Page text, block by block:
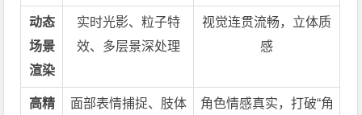
动态
场景
渲染
实时光影、粒子特
效、多层景深处理
视觉连贯流畅，立体质
感
高精
面部表情捕捉、肢体
角色情感真实，打破“角